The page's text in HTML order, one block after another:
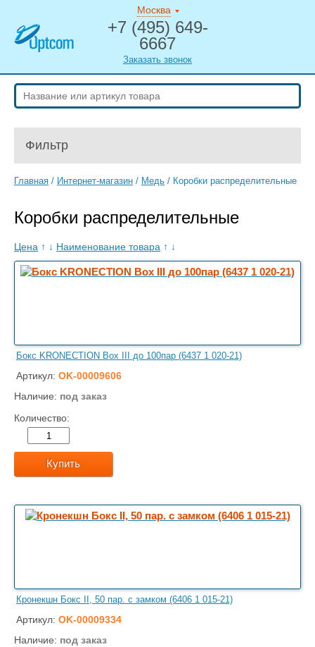
Москва
+7 (495) 649-
6667
Заказать звонок
Фильтр
Главная / Интернет-магазин / Медь / Коробки распределительные
Коробки распределительные
Цена ↑ ↓ Наименование товара ↑ ↓
Бокс KRONECTION Box III до 100пар (6437 1 020-21)
Артикул: OK-00009606
Наличие: под заказ
Количество:
Купить
Кронекшн Бокс II, 50 пар. c замком (6406 1 015-21)
Артикул: OK-00009334
Наличие: под заказ